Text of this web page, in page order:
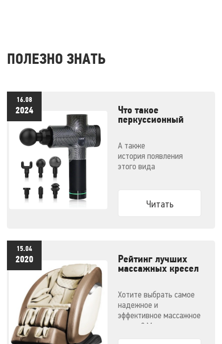
ПОЛЕЗНО ЗНАТЬ
16.08
2024
Что такое
перкуссионный
пользоваться
А также
история появления
этого вида
Читать
15.04
2020
Рейтинг лучших
массажных кресел
Хотите выбрать самое
надежное и
эффективное массажное
кресло? Мы